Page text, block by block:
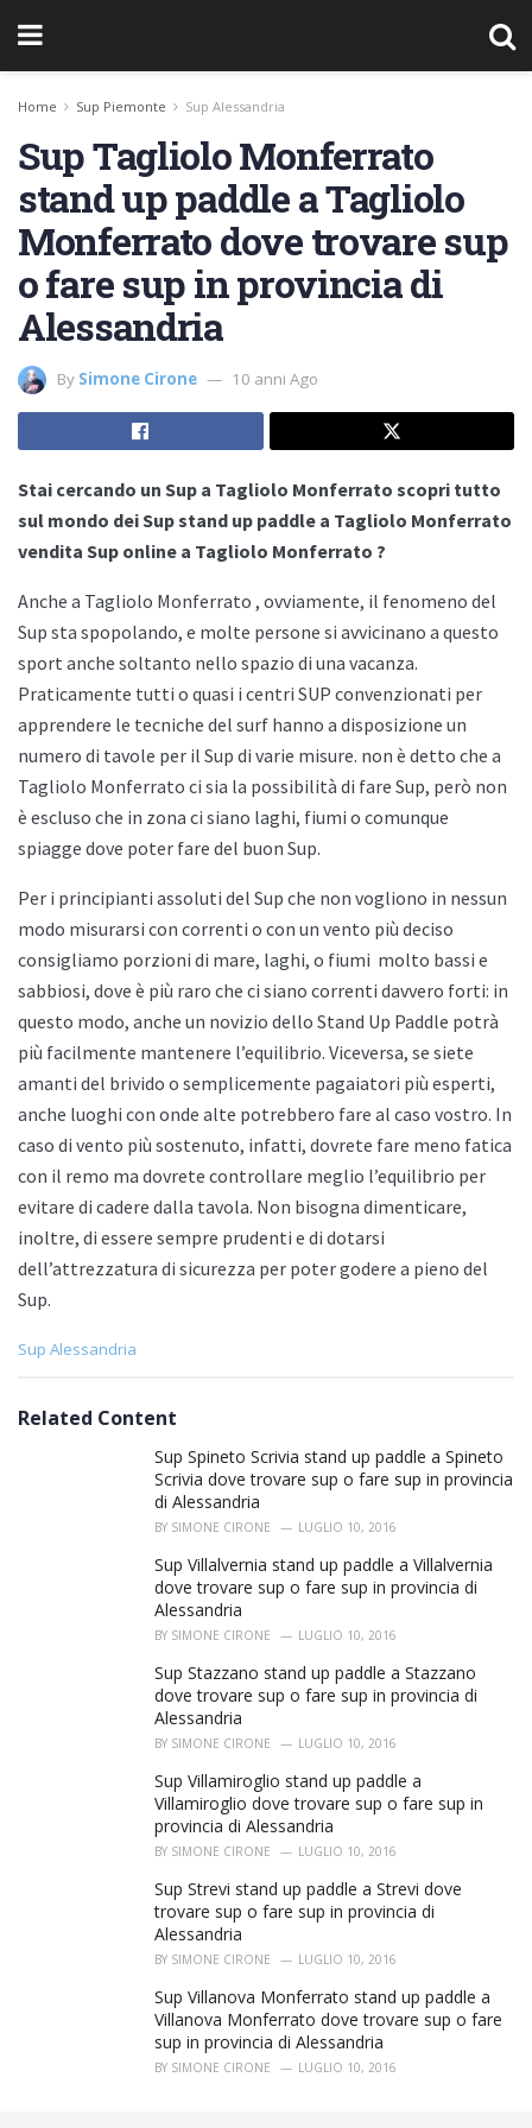
Home Sup Piemonte Sup Alessandria
Sup Tagliolo Monferrato
stand up paddle a Tagliolo
Monferrato dove trovare sup
o fare sup in provincia di
Alessandria
By Simone Cirone 10 anni Ago
Stai cercando un Sup a Tagliolo Monferrato scopri tutto
sul mondo dei Sup stand up paddle a Tagliolo Monferrato
vendita Sup online a Tagliolo Monferrato ?
Anche a Tagliolo Monferrato , ovviamente, il fenomeno del
Sup sta spopolando, e molte persone si avvicinano a questo
sport anche soltanto nello spazio di una vacanza.
Praticamente tutti o quasi i centri SUP convenzionati per
apprendere le tecniche del surf hanno a disposizione un
numero di tavole per il Sup di varie misure. non è detto che a
Tagliolo Monferrato ci sia la possibilità di fare Sup, però non
è escluso che in zona ci siano laghi, fiumi o comunque
spiagge dove poter fare del buon Sup.
Per i principianti assoluti del Sup che non vogliono in nessun
modo misurarsi con correnti o con un vento più deciso
consigliamo porzioni di mare, laghi, o fiumi molto bassi e
sabbiosi, dove è più raro che ci siano correnti davvero forti: in
questo modo, anche un novizio dello Stand Up Paddle potrà
più facilmente mantenere l’equilibrio. Viceversa, se siete
amanti del brivido o semplicemente pagaiatori più esperti,
anche luoghi con onde alte potrebbero fare al caso vostro. In
caso di vento più sostenuto, infatti, dovrete fare meno fatica
con il remo ma dovrete controllare meglio l’equilibrio per
evitare di cadere dalla tavola. Non bisogna dimenticare,
inoltre, di essere sempre prudenti e di dotarsi
dell’attrezzatura di sicurezza per poter godere a pieno del
Sup.
C
e
Sup Alessandria
Related Content
Sup Spineto Scrivia stand up paddle a Spineto
Scrivia dove trovare sup o fare sup in provincia
di Alessandria
BY SIMONE CIRONE LUGLIO 10, 2016
Sup Villalvernia stand up paddle a Villalvernia
dove trovare sup o fare sup in provincia di
Alessandria
BY SIMONE CIRONE LUGLIO 10, 2016
Sup Stazzano stand up paddle a Stazzano
dove trovare sup o fare sup in provincia di
Alessandria
BY SIMONE CIRONE LUGLIO 10, 2016
Sup Villamiroglio stand up paddle a
Villamiroglio dove trovare sup o fare sup in
provincia di Alessandria
BY SIMONE CIRONE LUGLIO 10, 2016
Sup Strevi stand up paddle a Strevi dove
trovare sup o fare sup in provincia di
Alessandria
BY SIMONE CIRONE LUGLIO 10, 2016
Sup Villanova Monferrato stand up paddle a
Villanova Monferrato dove trovare sup o fare
sup in provincia di Alessandria
BY SIMONE CIRONE LUGLIO 10, 2016